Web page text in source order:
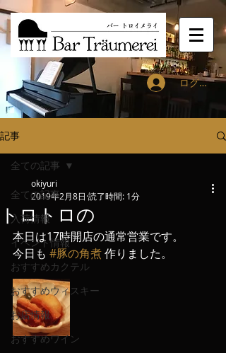
ログイン
記事
全ての記事
入荷情報
イベント情報
おすすめカクテル
おすすめウィスキー
お店情報
おすすめワイン
全ての記事
トロトロの
okiyuri
2019年2月8日 読了時間: 1分
本日は17時開店の通常営業です。
今日も #豚の角煮 作りました。